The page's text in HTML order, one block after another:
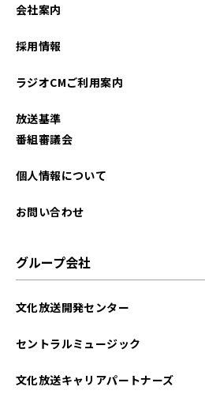
2022年12月
2022年02月
会社案内
採用情報
ラジオCMご利用案内
放送基準
番組審議会
個人情報について
お問い合わせ
グループ会社
文化放送開発センター
セントラルミュージック
文化放送キャリアパートナーズ